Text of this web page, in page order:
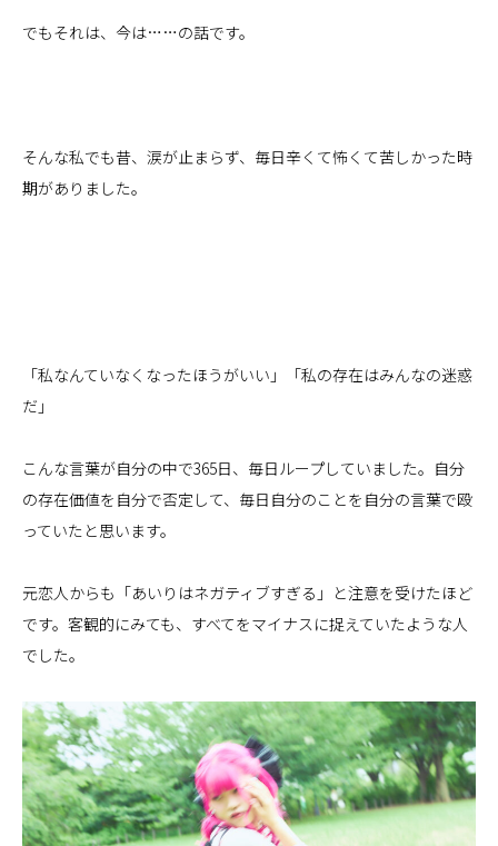
でもそれは、今は……の話です。
そんな私でも昔、涙が止まらず、毎日辛くて怖くて苦しかった時
期がありました。
「私なんていなくなったほうがいい」「私の存在はみんなの迷惑
だ」
こんな言葉が自分の中で365日、毎日ループしていました。自分
の存在価値を自分で否定して、毎日自分のことを自分の言葉で殴
っていたと思います。
元恋人からも「あいりはネガティブすぎる」と注意を受けたほど
です。客観的にみても、すべてをマイナスに捉えていたような人
でした。